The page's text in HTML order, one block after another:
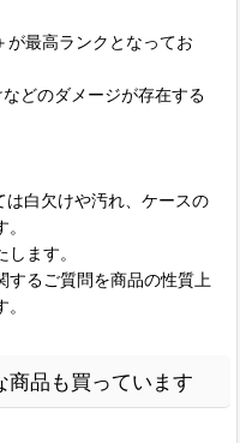
が最高ランクとなってお
どのダメージが存在する
は白欠けや汚れ、ケースの
ます。
するご質問を商品の性質上
商品も買っています